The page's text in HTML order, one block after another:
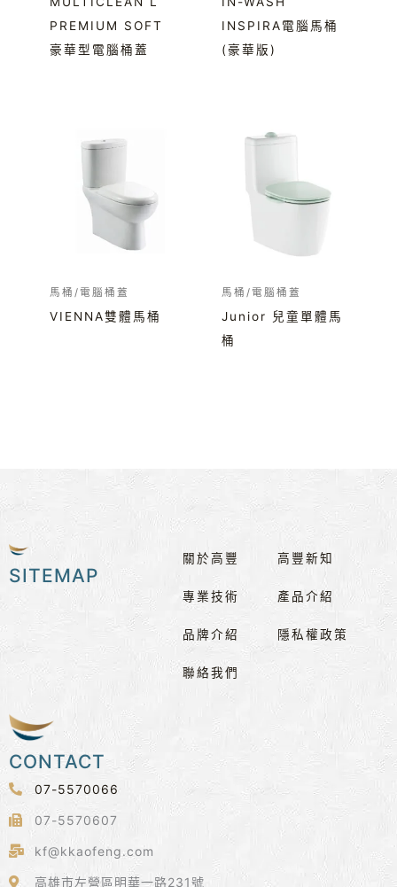
PREMIUM SOFT
豪華型電腦桶蓋
INSPIRA電腦馬桶
(豪華版)
馬桶/電腦桶蓋
VIENNA雙體馬桶
馬桶/電腦桶蓋
Junior 兒童單體馬
桶
SITEMAP
關於高豐
專業技術
品牌介紹
聯絡我們
高豐新知
產品介紹
隱私權政策
CONTACT
07-5570066
07-5570607
kf@kkaofeng.com
高雄市左營區明華一路231號